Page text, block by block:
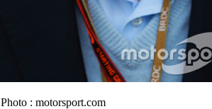
Photo : motorsport.com